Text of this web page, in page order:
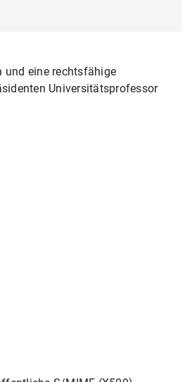
und eine rechtsfähige
Universitätsprofessor